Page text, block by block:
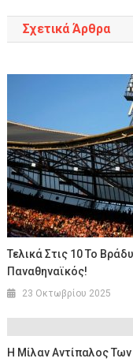
Σχετικά Άρθρα
Τελικά Στις 10 Το
Παναθηναϊκός!
23 Οκτωβρίου 2025
Η Μίλαν Αντίπαλος